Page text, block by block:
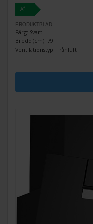
A+
PRODUKTBLAD
Färg: Svart
Bredd (cm): 79
Ventilationstyp: Frånluft